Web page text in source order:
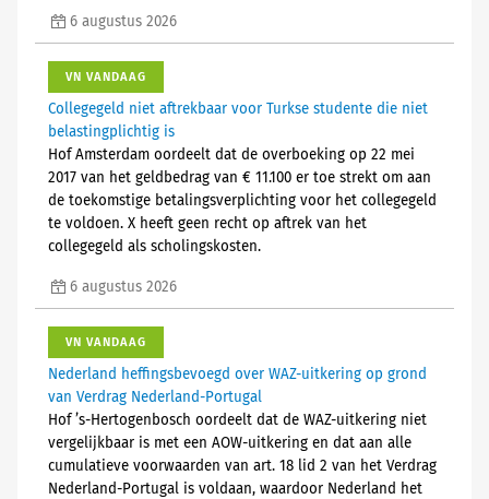
6 augustus 2026
VN VANDAAG
Collegegeld niet aftrekbaar voor Turkse studente die niet
belastingplichtig is
Hof Amsterdam oordeelt dat de overboeking op 22 mei
2017 van het geldbedrag van € 11.100 er toe strekt om aan
de toekomstige betalingsverplichting voor het collegegeld
te voldoen. X heeft geen recht op aftrek van het
collegegeld als scholingskosten.
6 augustus 2026
VN VANDAAG
Nederland heffingsbevoegd over WAZ-uitkering op grond
van Verdrag Nederland-Portugal
Hof ’s-Hertogenbosch oordeelt dat de WAZ-uitkering niet
vergelijkbaar is met een AOW-uitkering en dat aan alle
cumulatieve voorwaarden van art. 18 lid 2 van het Verdrag
Nederland-Portugal is voldaan, waardoor Nederland het